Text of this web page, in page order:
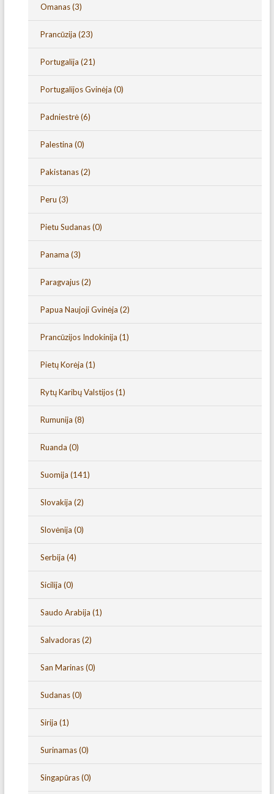
Omanas(3)
Prancūzija (23)
Portugalija (21)
Portugalijos Gvinėja (0)
Padniestrė(6)
Palestina (0)
Pakistanas(2)
Peru (3)
Pietu Sudanas(0)
Panama (3)
Paragvajus(2)
Papua Naujoji Gvinėja (2)
Prancūzijos Indokinija (1)
Pietų Korėja (1)
Rytų Karibų Valstijos(1)
Rumunija (8)
Ruanda (0)
Suomija (141)
Slovakija (2)
Slovėnija (0)
Serbija (4)
Sicilija (0)
Saudo Arabija (1)
Salvadoras(2)
San Marinas(0)
Sudanas(0)
Sirija (1)
Surinamas(0)
Singapūras(0)